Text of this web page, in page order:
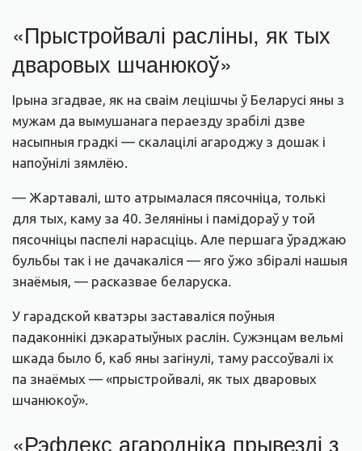
«Прыстройвалі расліны, як тых
дваровых шчанюкоў»
Ірына згадвае, як на сваім лецішчы ў Беларусі яны з
мужам да вымушанага пераезду зрабілі дзве
насыпныя градкі — скалацілі агароджу з дошак і
напоўнілі зямлёю.
— Жартавалі, што атрымалася пясочніца, толькі
для тых, каму за 40. Зеляніны і памідораў у той
пясочніцы паспелі нарасціць. Але першага ўраджаю
бульбы так і не дачакаліся — яго ўжо збіралі нашыя
знаёмыя, — расказвае беларуска.
У гарадской кватэры заставаліся поўныя
падаконнікі дэкаратыўных раслін. Сужэнцам вельмі
шкада было б, каб яны загінулі, таму рассоўвалі іх
па знаёмых — «прыстройвалі, як тых дваровых
шчанюкоў».
«Рэфлекс агародніка прывезлі з